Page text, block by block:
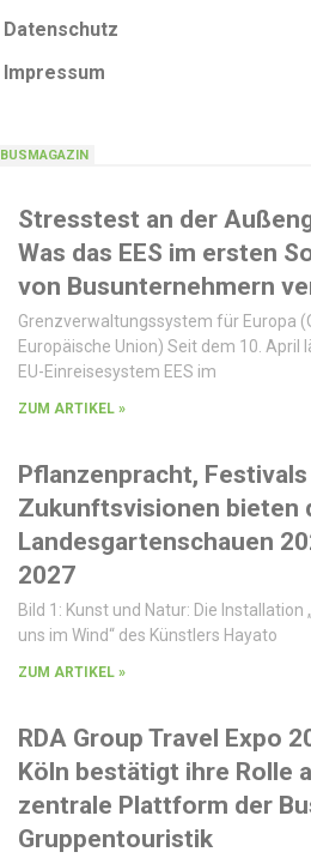
Datenschutz
Impressum
BUSMAGAZIN
Stresstest an der
Was das EES im ersten
von Busunternehmern
Grenzverwaltungssystem für Europa
Europäische Union) Seit dem 10. April
EU-Einreisesystem EES im
ZUM ARTIKEL »
Pflanzenpracht,
Zukunftsvisionen bieten
Landesgartenschauen
2027
Bild 1: Kunst und Natur: Die Installation
uns im Wind“ des Künstlers Hayato
ZUM ARTIKEL »
RDA Group Travel Expo
Köln bestätigt ihre Rolle
zentrale Plattform der
Gruppentouristik